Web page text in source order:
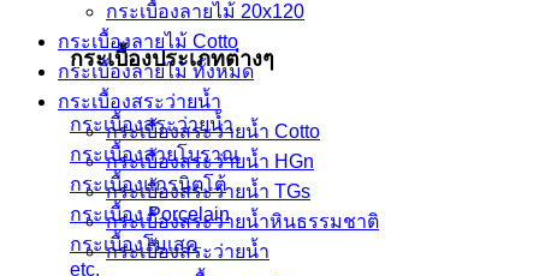
กระเบื้องประเภทต่างๆ
กระเบื้องสระว่ายน้ำ
กระเบื้องลายโบราณ
กระเบื้องแกรนิตโต้
กระเบื้อง Porcelain
กระเบื้องโมเสค
etc.
กระเบื้องลายไม้ 20x120
กระเบื้องลายไม้ Cotto
กระเบื้องลายไม้ ทั้งหมด
กระเบื้องสระว่ายน้ำ
กระเบื้องสระว่ายน้ำ Cotto
กระเบื้องสระว่ายน้ำ HGn
กระเบื้องสระว่ายน้ำ TGs
กระเบื้องสระว่ายน้ำหินธรรมชาติ
กระเบื้องสระว่ายนํ้า